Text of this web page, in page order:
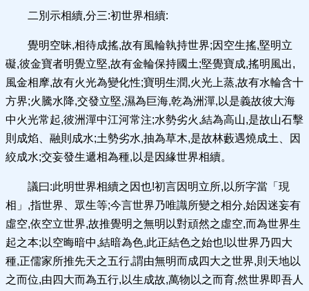
二別示相續,分三:初世界相續:
覺明空昧,相待成搖,故有風輪執持世界;因空生搖,堅明立
礙,彼金寶者明覺立堅,故有金輪保持國土;堅覺寶成,搖明風出,
風金相摩,故有火光為變化性;寶明生潤,火光上蒸,故有水輪含十
方界;火騰水降,交發立堅,濕為巨海,乾為洲潬,以是義故彼大海
中火光常起,彼洲潬中江河常注;水勢劣火,結為高山,是故山石擊
則成焰、融則成水;土勢劣水,抽為草木,是故林藪遇燒成土、因
絞成水;交妄發生遞相為種,以是因緣世界相續。
議曰:此明世界相續之因也!初言因明立所,以所字當「現
相」,指世界、眾生等;今言世界乃唯識所變之相分,始因迷妄有
虛空,依空立世界,故推覺明之無明以對頑然之虛空,而為世界生
起之本;以空晦暗中,結暗為色,此正結色之始也!以世界乃四大
種,正儒家所推先天之五行,謂由無明而成四大之世界,則天地以
之而位,由四大而為五行,以生成故,萬物以之而育,然世界即吾人